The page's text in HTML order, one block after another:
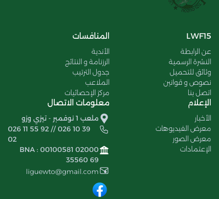
LWF15
عن الرابطة
النشرة الرسمية
وثائق للتحميل
نصوص و قوانين
اتصل بنا
المنافسات
الأندية
الرزنامة و النتائج
جدول الترتيب
الملاعب
مركز الإحصائيات
الإعلام
الأخبار
معرض الفيديوهات
معرض الصور
الإعتمادات
معلومات الاتصال
ملعب 1 نوفمبر - تيزي وزو
026 11 55 92 // 026 10 39
02
BNA : 00100581 02000
35560 69
liguewto@gmail.com